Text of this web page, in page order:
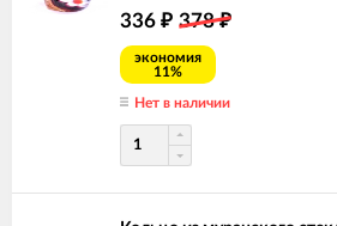
336 ₽ 378₽
экономия
11%
Нет в наличии